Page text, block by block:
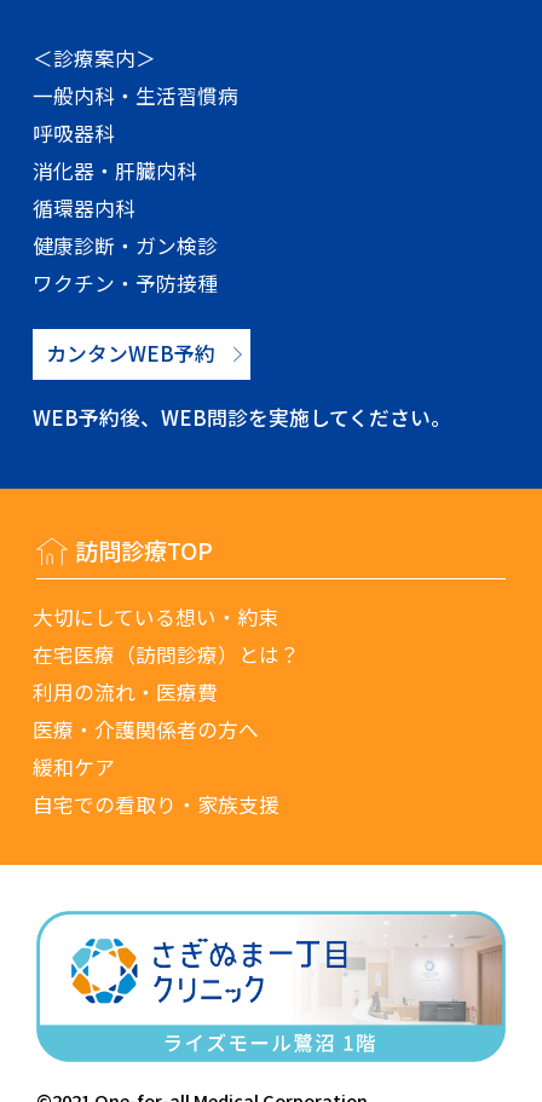
＜診療案内＞
一般内科・生活習慣病
呼吸器科
消化器・肝臓内科
循環器内科
健康診断・ガン検診
ワクチン・予防接種
カンタンWEB予約
WEB予約後、WEB問診を実施してください。
訪問診療TOP
大切にしている想い・約束
在宅医療（訪問診療）とは？
利用の流れ・医療費
医療・介護関係者の方へ
緩和ケア
自宅での看取り・家族支援